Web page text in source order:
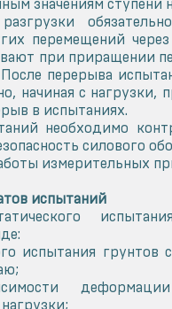
значениям ступени
перемещений
при приращении
перерыва
начиная с нагрузки,
в испытаниях.
необходимо
силового
измерительных
испытаний
испытания грунтов